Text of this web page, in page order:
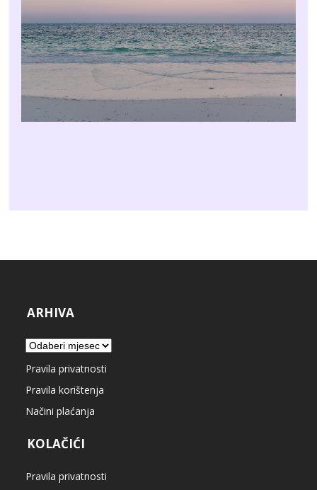
ARHIVA
Arhiva
Pravila privatnosti
Pravila korištenja
Načini plaćanja
KOLAČIĆI
Pravila privatnosti